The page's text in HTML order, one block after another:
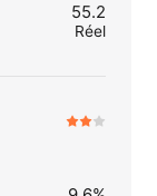
55.2
Réel